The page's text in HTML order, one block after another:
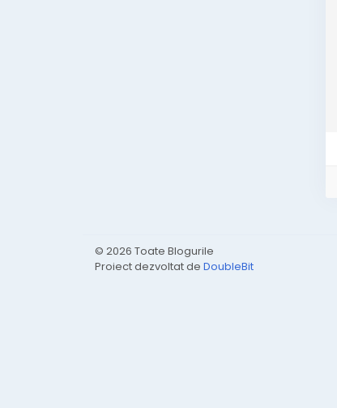
© 2026 Toate Blogurile
Proiect dezvoltat de DoubleBit